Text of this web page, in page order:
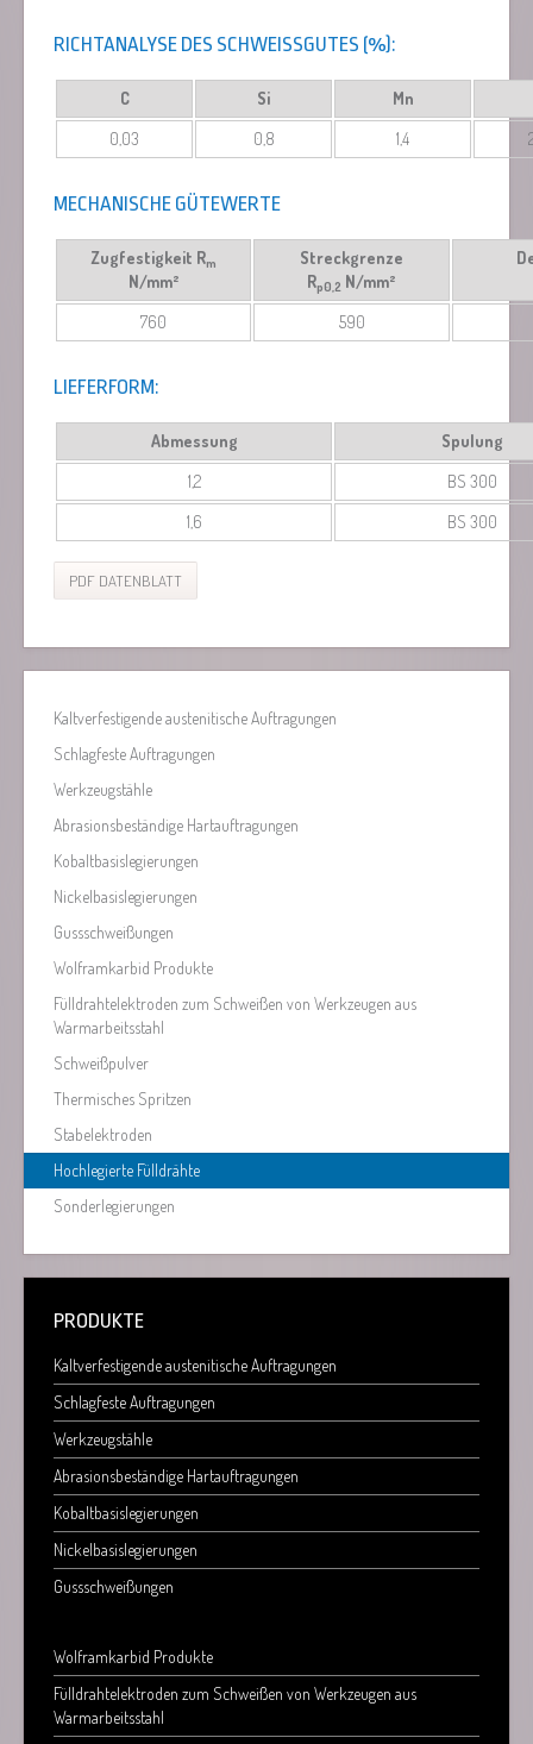
RICHTANALYSE DES SCHWEISSGUTES (%):
C Si
Mn
0,03
0,8 1,4
MECHANISCHE GÜTEWERTE
Zugfestigkeit Rm
N/mm²
Streckgrenze
Rp0,2 N/mm²
760 590
LIEFERFORM:
Abmessung
Spulung
1,2
BS 300
1,6
BS 300
PDF DATENBLATT
Kaltverfestigende austenitische Auftragungen
Schlagfeste Auftragungen
Werkzeugstähle
Abrasionsbeständige Hartauftragungen
Kobaltbasislegierungen
Nickelbasislegierungen
Gussschweißungen
Wolframkarbid Produkte
Fülldrahtelektroden zum Schweißen von Werkzeugen aus
Warmarbeitsstahl
Schweißpulver
Thermisches Spritzen
Stabelektroden
Hochlegierte Fülldrähte
Sonderlegierungen
PRODUKTE
Kaltverfestigende austenitische Auftragungen
Schlagfeste Auftragungen
Werkzeugstähle
Abrasionsbeständige Hartauftragungen
Kobaltbasislegierungen
Nickelbasislegierungen
Gussschweißungen
Wolframkarbid Produkte
Fülldrahtelektroden zum Schweißen von Werkzeugen aus
Warmarbeitsstahl